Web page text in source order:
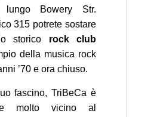
lungo Bowery Str.
315 potrete sostare
storico rock club
della musica rock
’70 e ora chiuso.
fascino, TriBeCa è
molto vicino al